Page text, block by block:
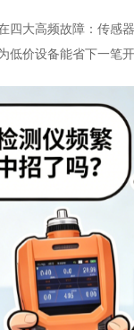
大高频故障：传感
价设备能省下一笔